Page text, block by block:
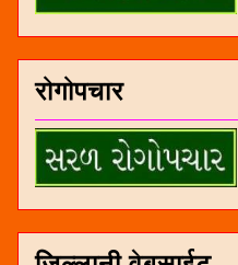
रोगोपचार